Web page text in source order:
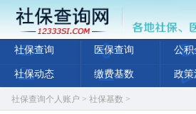
社保查询 医保查询 公积
社保动态 缴费基数 政策
社保查询个人账户 > 社保基数 >